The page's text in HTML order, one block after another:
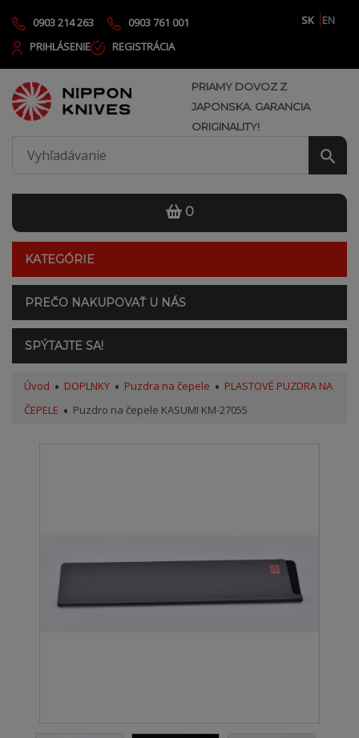
0903 214 263 0903 761 001 SK
EN
PRIHLÁSENIE
REGISTRÁCIA
PRIAMY DOVOZ Z
JAPONSKA. GARANCIA
ORIGINALITY!
0
KATEGÓRIE
PREČO NAKUPOVAŤ U NÁS
SPÝTAJTE SA!
Úvod DOPLNKY Puzdra na čepele
PLASTOVÉ PUZDRA NA
ČEPELE
Puzdro na čepele KASUMI KM-27055